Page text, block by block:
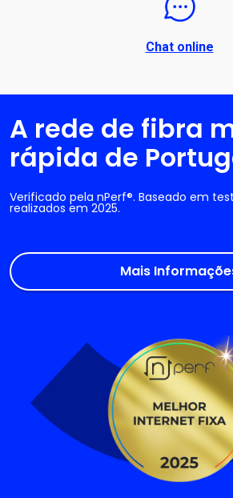
Chat online
A rede de fibra
rápida de
Verificado pela nPerf®. Baseado em
realizados em 2025.
Mais